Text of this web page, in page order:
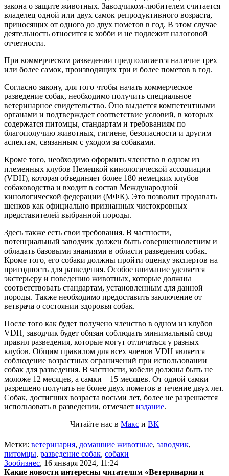
закона о защите животных. Заводчиком-любителем считается
владелец одной или двух самок репродуктивного возраста,
приносящих от одного до двух пометов в год. В этом случае
деятельность относится к хобби и не подлежит налоговой
отчетности.
При коммерческом разведении предполагается наличие трех
или более самок, производящих три и более пометов в год.
Согласно закону, для того чтобы начать коммерческое
разведение собак, необходимо получить специальное
ветеринарное свидетельство. Оно выдается компетентными
органами и подтверждает соответствие условий, в которых
содержатся питомцы, стандартам и требованиям по
благополучию животных, гигиене, безопасности и другим
аспектам, связанным с уходом за собаками.
Кроме того, необходимо оформить членство в одном из
племенных клубов Немецкой кинологической ассоциации
(VDH), которая объединяет более 180 немецких клубов
собаководства и входит в состав Международной
кинологической федерации (МФК). Это позволит продавать
щенков как официально признанных чистокровных
представителей выбранной породы.
Здесь также есть свои требования. В частности,
потенциальный заводчик должен быть совершеннолетним и
обладать базовыми знаниями в области разведения собак.
Кроме того, его собаки должны пройти оценку экспертов на
пригодность для разведения. Особое внимание уделяется
экстерьеру и поведению животных, которые должны
соответствовать стандартам, установленным для данной
породы. Также необходимо предоставить заключение от
ветврача о состоянии здоровья собак.
После того как будет получено членство в одном из клубов
VDH, заводчик будет обязан соблюдать минимальный свод
правил разведения, которые могут отличаться у разных
клубов. Общим правилом для всех членов VDH является
соблюдение возрастных ограничений при использовании
собак для разведения. В частности, кобели должны быть не
моложе 12 месяцев, а самки – 15 месяцев. От одной самки
разрешено получать не более двух пометов в течение двух лет.
Собак, достигших возраста восьми лет, более не разрешается
использовать в разведении, отмечает издание.
Читайте нас в Макс и ВК
Метки: ветеринария, домашние животные, заводчик,
питомцы, разведение собак, собаки
Зообизнес, 16 января 2024, 11:24
Какие новости интересны читателям «Ветеринарии и